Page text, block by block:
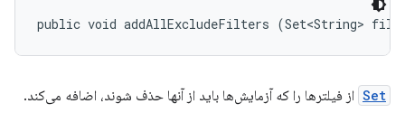
public void addAllExcludeFilters (Set<String>
Set از فیلترها را که آزمایش‌ها باید از آنها حذف شوند، اضافه می‌کند.